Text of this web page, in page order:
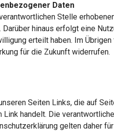
Daten
Stelle
hinaus erfolgt eine
erteilt haben. Im
für die Zukunft widerrufen.
Seiten Links, die auf
handelt. Die
gelten daher